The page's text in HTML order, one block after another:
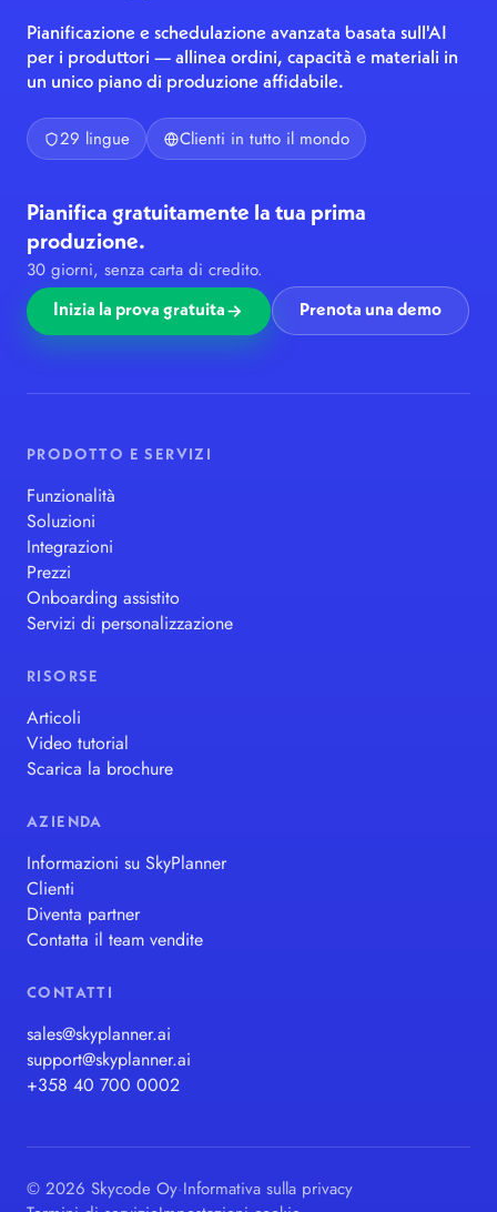
Pianificazione e schedulazione avanzata basata sull'AI
per i produttori — allinea ordini, capacità e materiali in
un unico piano di produzione affidabile.
29 lingue Clienti in tutto il mondo
Pianifica gratuitamente la tua prima
produzione.
30 giorni, senza carta di credito.
Inizia la prova gratuita Prenota una demo
PRODOTTO E SERVIZI
Funzionalità
Soluzioni
Integrazioni
Prezzi
Onboarding assistito
Servizi di personalizzazione
RISORSE
Articoli
Video tutorial
Scarica la brochure
AZIENDA
Informazioni su SkyPlanner
Clienti
Diventa partner
Contatta il team vendite
CONTATTI
sales@skyplanner.ai
support@skyplanner.ai
+358 40 700 0002
© 2026 Skycode Oy·Informativa sulla privacy